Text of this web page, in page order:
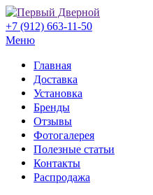
+7 (912) 663-11-50
Меню
Главная
Доставка
Установка
Бренды
Отзывы
Фотогалерея
Полезные статьи
Контакты
Распродажа